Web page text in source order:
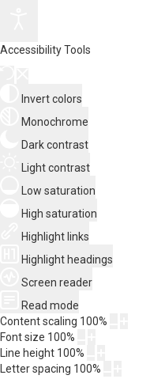
Accessibility Tools
Invert colors
Monochrome
Dark contrast
Light contrast
Low saturation
High saturation
Highlight links
Highlight headings
Screen reader
Read mode
Content scaling 100%
Font size 100%
Line height 100%
Letter spacing 100%